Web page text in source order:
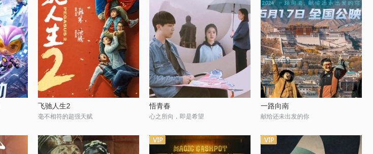
飞驰人生2
毫不相符的超强天赋
悟青春
心之所向，即是希望
一路向南
献给还未出发的你